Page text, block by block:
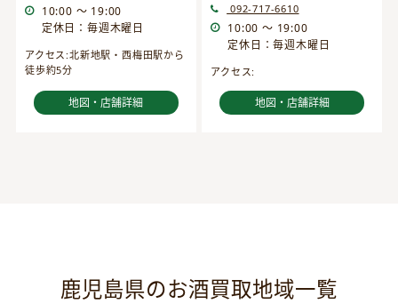
10:00 ～ 19:00
定休日：毎週木曜日
アクセス:北新地駅・西梅田駅から
徒歩約5分
地図・店舗詳細
092-717-6610
10:00 ～ 19:00
定休日：毎週木曜日
アクセス:
地図・店舗詳細
鹿児島県のお酒買取地域一覧